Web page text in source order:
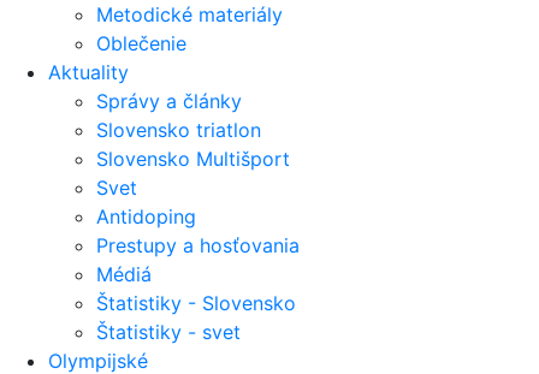
Metodické materiály
Oblečenie
Aktuality
Správy a články
Slovensko triatlon
Slovensko Multišport
Svet
Antidoping
Prestupy a hosťovania
Médiá
Štatistiky - Slovensko
Štatistiky - svet
Olympijské